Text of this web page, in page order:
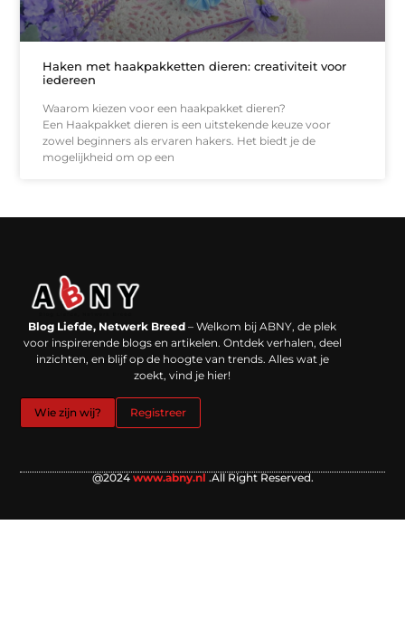
Haken met haakpakketten dieren: creativiteit voor
iedereen
Waarom kiezen voor een haakpakket dieren?
Een Haakpakket dieren is een uitstekende keuze voor
zowel beginners als ervaren hakers. Het biedt je de
mogelijkheid om op een
Blog Liefde, Netwerk Breed – Welkom bij ABNY, de plek
voor inspirerende blogs en artikelen. Ontdek verhalen, deel
inzichten, en blijf op de hoogte van trends. Alles wat je
zoekt, vind je hier!
Wie zijn wij? Registreer
@2024 www.abny.nl .All Right Reserved.